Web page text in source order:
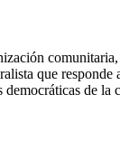
comunitaria,
que responde
democráticas de la